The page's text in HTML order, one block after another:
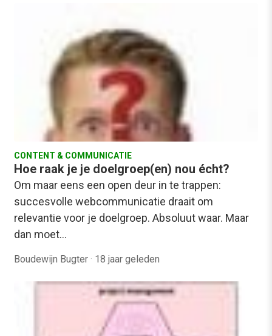
CONTENT & COMMUNICATIE
Hoe raak je je doelgroep(en) nou écht?
Om maar eens een open deur in te trappen:
succesvolle webcommunicatie draait om
relevantie voor je doelgroep. Absoluut waar. Maar
dan moet…
Boudewijn Bugter · 18 jaar geleden